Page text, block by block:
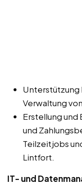
Unterstützung
Verwaltung
Erstellung und
und
Teilzeitjobs
Lintfort.
IT- und